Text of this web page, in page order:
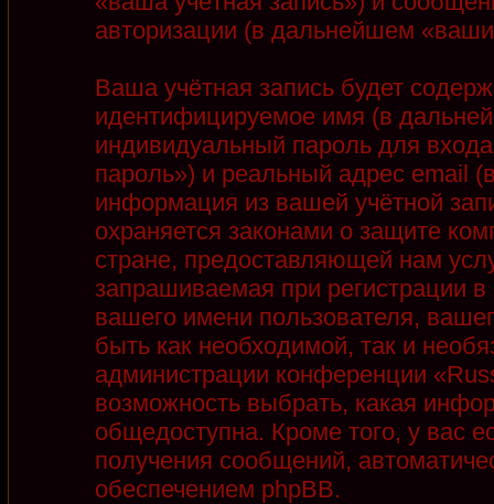
авторизации (в дальнейшем
Ваша учётная запись будет
идентифицируемое имя (в
индивидуальный пароль для
пароль») и реальный адрес email
информация из вашей учётной
охраняется законами о защите
стране, предоставляющей нам
запрашиваемая при регистрации
вашего имени пользователя,
быть как необходимой, так и
администрации конференции
возможность выбрать, какая
общедоступна. Кроме того, у вас
получения сообщений,
обеспечением phpBB.